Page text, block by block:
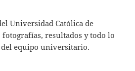
Universidad Católica de
fotografías, resultados y todo lo
del equipo universitario.